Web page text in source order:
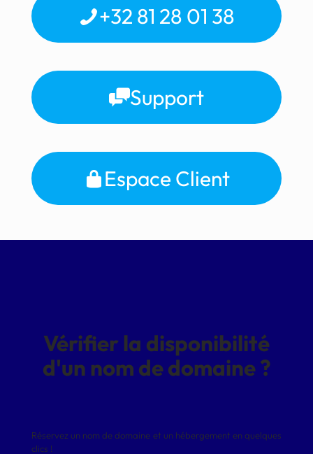
+32 81 28 01 38
Support
Espace Client
Vérifier la disponibilité
d'un nom de domaine ?
Réservez un nom de domaine et un hébergement en quelques
clics !